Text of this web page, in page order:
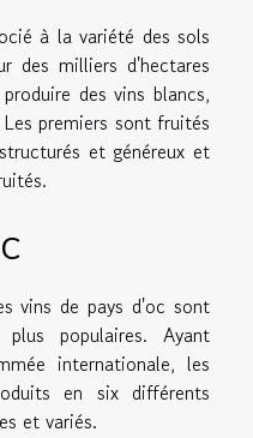
à la variété des sols
des milliers d'hectares
des vins blancs,
premiers sont fruités
et généreux et
vins de pays d'oc sont
populaires. Ayant
internationale, les
en six différents
et variés.